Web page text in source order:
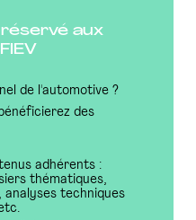
aux
de l'automotive ?
des
adhérents :
thématiques,
analyses techniques